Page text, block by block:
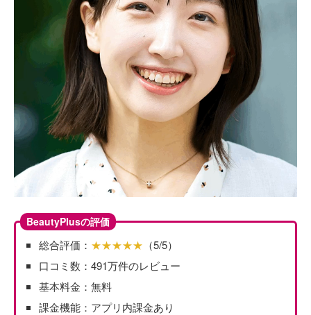
BeautyPlusの評価
総合評価： ★★★★★ （5/5）
口コミ数：491万件のレビュー
基本料金：無料
課金機能：アプリ内課金あり